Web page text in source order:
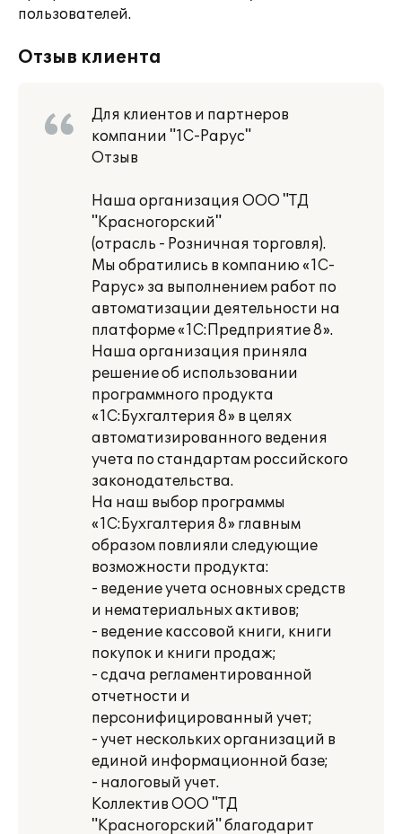
пользователей.
Отзыв клиента
Для клиентов и партнеров
компании "1С-Рарус"
Отзыв
Наша организация ООО "ТД
"Красногорский"
(отрасль - Розничная торговля).
Мы обратились в компанию «1С-
Рарус» за выполнением работ по
автоматизации деятельности на
платформе «1С:Предприятие 8».
Наша организация приняла
решение об использовании
программного продукта
«1С:Бухгалтерия 8» в целях
автоматизированного ведения
учета по стандартам российского
законодательства.
На наш выбор программы
«1С:Бухгалтерия 8» главным
образом повлияли следующие
возможности продукта:
- ведение учета основных средств
и нематериальных активов;
- ведение кассовой книги, книги
покупок и книги продаж;
- сдача регламентированной
отчетности и
персонифицированный учет;
- учет нескольких организаций в
единой информационной базе;
- налоговый учет.
Коллектив ООО "ТД
"Красногорский" благодарит